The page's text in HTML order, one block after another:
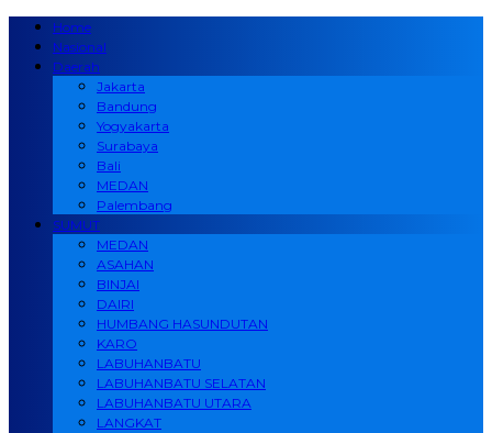
Home
Nasional
Daerah
Jakarta
Bandung
Yogyakarta
Surabaya
Bali
MEDAN
Palembang
SUMUT
MEDAN
ASAHAN
BINJAI
DAIRI
HUMBANG HASUNDUTAN
KARO
LABUHANBATU
LABUHANBATU SELATAN
LABUHANBATU UTARA
LANGKAT